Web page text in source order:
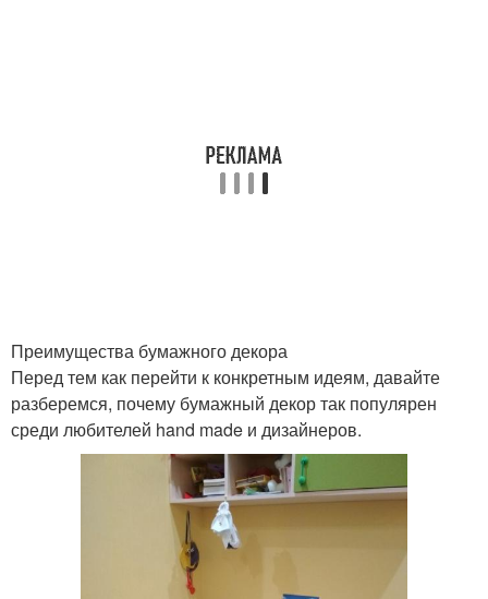
Преимущества бумажного декора
Перед тем как перейти к конкретным идеям, давайте
разберемся, почему бумажный декор так популярен
среди любителей hand made и дизайнеров.